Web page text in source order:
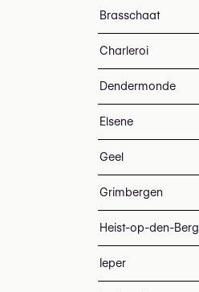
Brasschaat
Charleroi
Dendermonde
Elsene
Geel
Grimbergen
Heist-op-den-Berg
Ieper